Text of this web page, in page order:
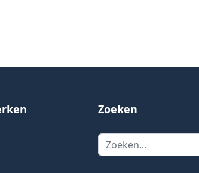
Zoeken
Zoeken